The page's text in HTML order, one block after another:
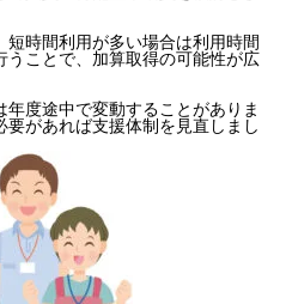
時間利用が多い場合は利用時間
ことで、加算取得の可能性が広
度途中で変動することがありま
があれば支援体制を見直しまし